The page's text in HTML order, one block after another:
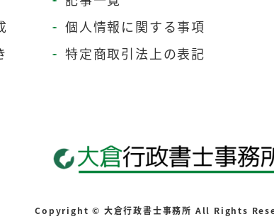
個人情報に関する事項
特定商取引法上の表記
Copyright © 大倉行政書士事務所 All Rights